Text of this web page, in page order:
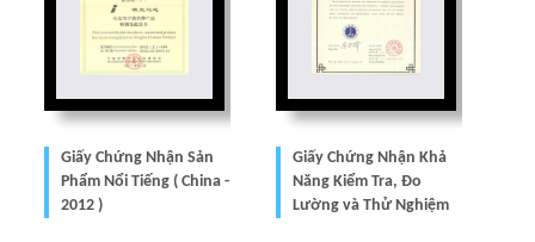
Giấy Chứng Nhận Sản
Phẩm Nổi Tiếng ( China -
2012 )
Giấy Chứng Nhận Khả
Năng Kiểm Tra, Đo
Lường và Thử Nghiệm